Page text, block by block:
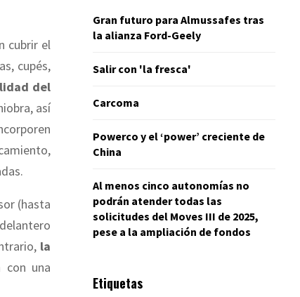
cubrir el
cupés,
del
así
(hasta
la
con una
Gran futuro para Almussafes tras
la alianza Ford-Geely
Salir con 'la fresca'
Carcoma
Powerco y el ‘power’ creciente de
China
Al menos cinco autonomías no
podrán atender todas las
solicitudes del Moves III de 2025,
pese a la ampliación de fondos
Etiquetas